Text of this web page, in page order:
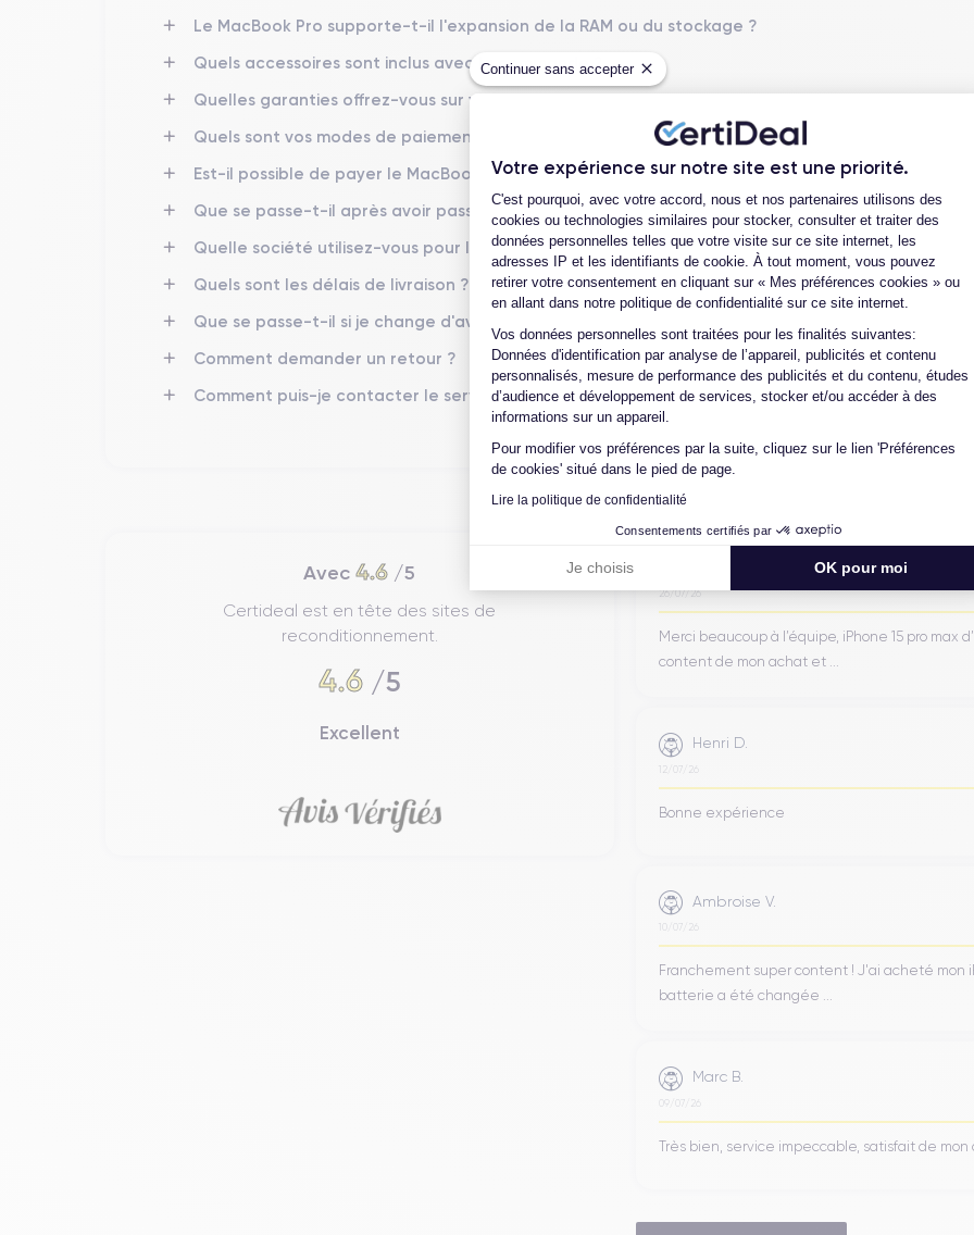
Continuer sans accepter
Votre expérience sur notre site est une priorité.
Plateforme de Gestion du
C'est pourquoi, avec votre accord, nous et nos partenaires utilisons des
cookies ou technologies similaires pour stocker, consulter et traiter des
données personnelles telles que votre visite sur ce site internet, les
adresses IP et les identifiants de cookie. À tout moment, vous pouvez
retirer votre consentement en cliquant sur « Mes préférences cookies » ou
en allant dans notre politique de confidentialité sur ce site internet.
Vos données personnelles sont traitées pour les finalités suivantes:
Données d'identification par analyse de l’appareil, publicités et contenu
personnalisés, mesure de performance des publicités et du contenu, études
d’audience et développement de services, stocker et/ou accéder à des
informations sur un appareil.
Pour modifier vos préférences par la suite, cliquez sur le lien 'Préférences
de cookies' situé dans le pied de page.
Lire la politique de confidentialité
Consentements certifiés par
Je choisis OK pour moi
Axeptio consent
Le MacBook Pro supporte-t-il l'expansion de la RAM ou du stockage ?
Quels accessoires sont inclus avec la commande ?
Quelles garanties offrez-vous sur vos produits ?
Quels sont vos modes de paiement ?
Est-il possible de payer le MacBook Pro en plusieurs fois ?
Que se passe-t-il après avoir passé la commande ?
Quelle société utilisez-vous pour l’ expédition ?
Quels sont les délais de livraison ?
Que se passe-t-il si je change d'avis après avoir acheté/reçu le produit ?
Comment demander un retour ?
Comment puis-je contacter le service client ?
Avec4.6 /5
Certideal est en tête des sites de
reconditionnement.
4.6/5
Excellent
26/07/26
Merci beaucoup à l’équipe, iPhone 15 pro
content de mon achat et ...
Henri D.
12/07/26
Bonne expérience
Ambroise V.
10/07/26
Franchement super content ! J'ai acheté mon
batterie a été changée ...
Marc B.
09/07/26
Très bien, service impeccable, satisfait de